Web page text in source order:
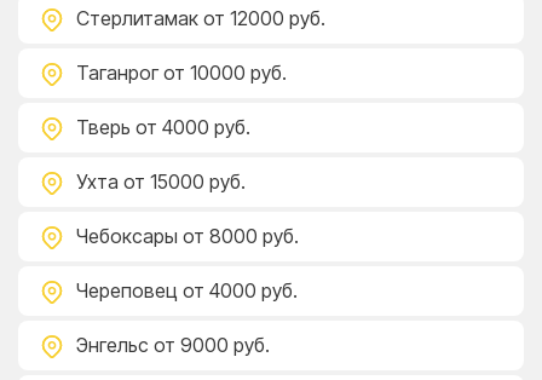
Стерлитамак от 12000 руб.
Таганрог от 10000 руб.
Тверь от 4000 руб.
Ухта от 15000 руб.
Чебоксары от 8000 руб.
Череповец от 4000 руб.
Энгельс от 9000 руб.